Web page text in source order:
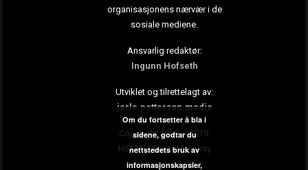
organisasjonens nærvær i de
sosiale mediene.
Ansvarlig redaktør:
Ingunn Hofseth
Utviklet og tilrettelagt av:
jarle.petterson.media
Copyright 2009 – 2019:
HSMAI Chapter Norway
Om du fortsetter å bla i
sidene, godtar du
nettstedets bruk av
informasjonskapsler,